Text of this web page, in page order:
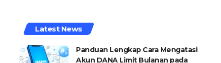
Latest News
Panduan Lengkap Cara Mengatasi
Akun DANA Limit Bulanan pada